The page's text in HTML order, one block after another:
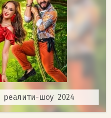
реалити-шоу 2024